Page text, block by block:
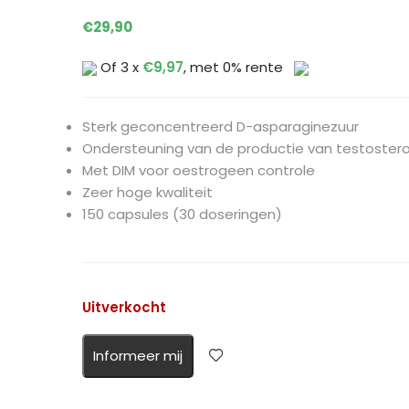
€29,90
Of 3 x €9,97, met 0% rente
Sterk geconcentreerd D-asparaginezuur
Ondersteuning van de productie van
Met DIM voor oestrogeen controle
Zeer hoge kwaliteit
150 capsules (30 doseringen)
Uitverkocht
Informeer mij